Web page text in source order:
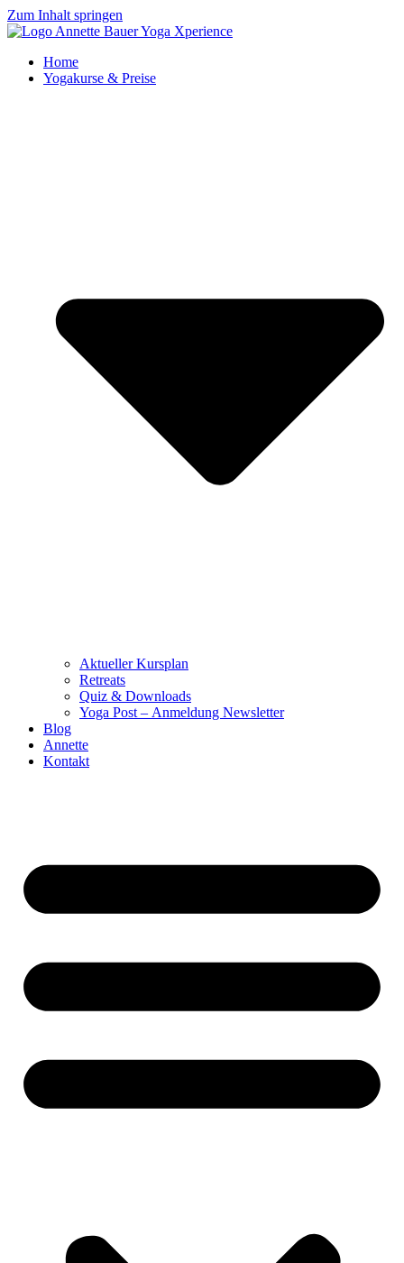
Zum Inhalt springen
Home
Yogakurse & Preise
Aktueller Kursplan
Retreats
Quiz & Downloads
Yoga Post – Anmeldung Newsletter
Blog
Annette
Kontakt